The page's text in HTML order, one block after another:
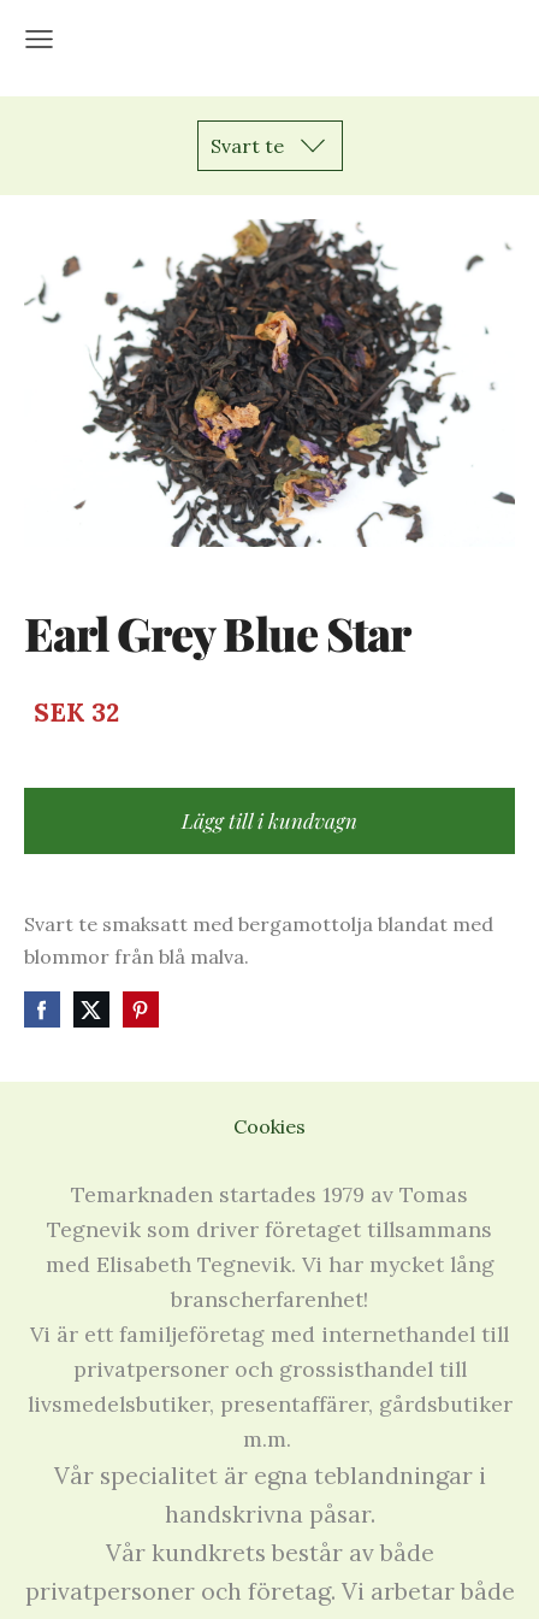
Svart te
Earl Grey Blue Star
SEK 32
Lägg till i kundvagn
Svart te smaksatt med bergamottolja blandat med
blommor från blå malva.
Cookies
Temarknaden startades 1979 av Tomas
Tegnevik som driver företaget tillsammans
med Elisabeth Tegnevik. Vi har mycket lång
branscherfarenhet!
Vi är ett familjeföretag med internethandel till
privatpersoner och grossisthandel till
livsmedelsbutiker, presentaffärer, gårdsbutiker
m.m.
Vår specialitet är egna teblandningar i
handskrivna påsar.
Vår kundkrets består av både
privatpersoner och företag. Vi arbetar både